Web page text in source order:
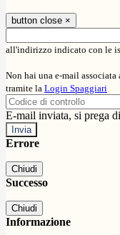
button close ×
all'indirizzo indicato con le
Non hai una e-mail
tramite la Login Spaggiari
E-mail inviata, si prega
Errore
Chiudi
Successo
Chiudi
Informazione